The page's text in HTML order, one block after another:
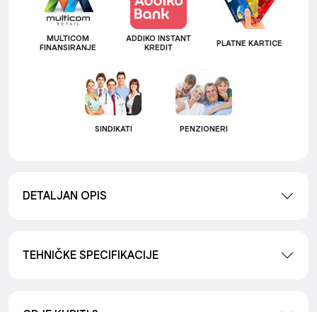
MULTICOM
FINANSIRANJE
ADDIKO INSTANT
KREDIT
PLATNE KARTICE
SINDIKATI PENZIONERI
DETALJAN OPIS
TEHNIČKE SPECIFIKACIJE